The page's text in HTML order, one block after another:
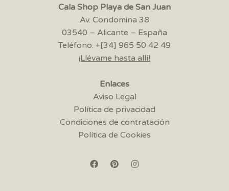
Cala Shop Playa de San Juan
Av. Condomina 38
03540 – Alicante – España
Teléfono: +[34] 965 50 42 49
¡Llévame hasta allí!
Enlaces
Aviso Legal
Política de privacidad
Condiciones de contratación
Política de Cookies